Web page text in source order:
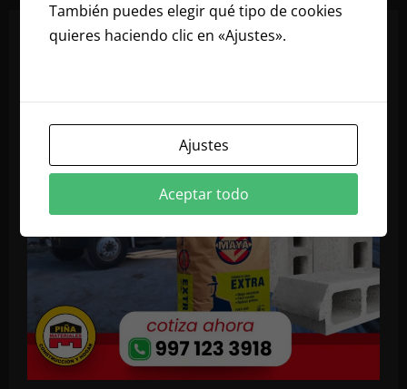
También puedes elegir qué tipo de cookies
quieres haciendo clic en «Ajustes».
Ajustes
Aceptar todo